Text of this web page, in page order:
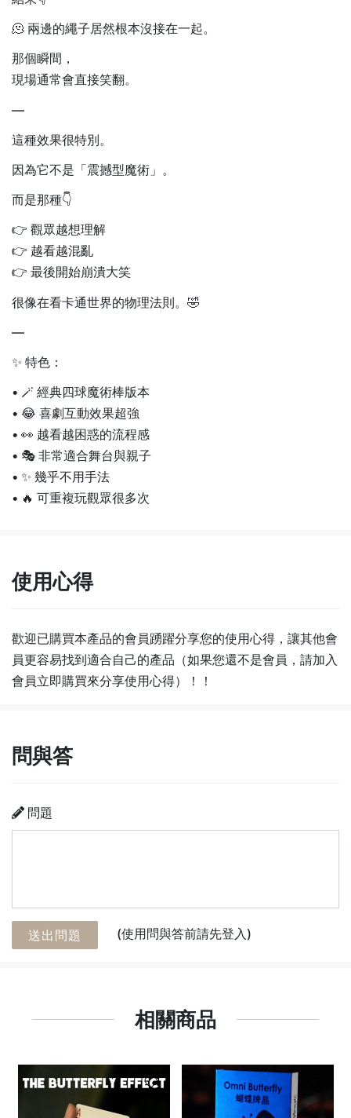
🫠 兩邊的繩子居然根本沒接在一起。
那個瞬間，
現場通常會直接笑翻。
—
這種效果很特別。
因為它不是「震撼型魔術」。
而是那種👇
👉 觀眾越想理解
👉 越看越混亂
👉 最後開始崩潰大笑
很像在看卡通世界的物理法則。🤣
—
✨ 特色：
• 🪄 經典四球魔術棒版本
• 😂 喜劇互動效果超強
• 👀 越看越困惑的流程感
• 🎭 非常適合舞台與親子
• ✨ 幾乎不用手法
• 🔥 可重複玩觀眾很多次
使用心得
歡迎已購買本產品的會員踴躍分享您的使用心得，讓其他會
員更容易找到適合自己的產品（如果您還不是會員，請加入
會員立即購買來分享使用心得）！！
問與答
問題
送出問題 (使用問與答前請先登入)
相關商品